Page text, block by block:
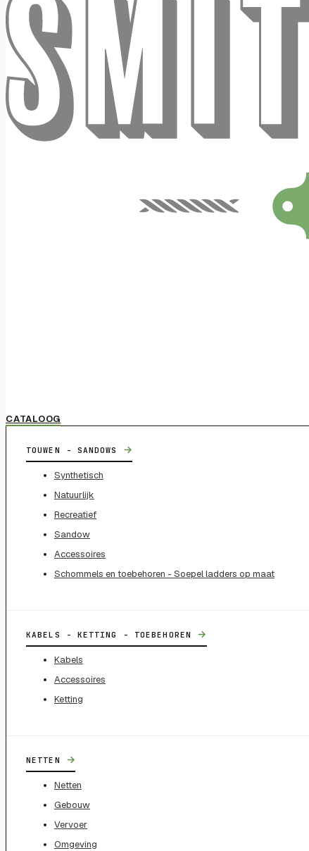
CATALOOG
TOUWEN - SANDOWS →
Synthetisch
Natuurlijk
Recreatief
Sandow
Accessoires
Schommels en toebehoren - Soepel ladders op maat
KABELS - KETTING - TOEBEHOREN →
Kabels
Accessoires
Ketting
NETTEN →
Netten
Gebouw
Vervoer
Omgeving